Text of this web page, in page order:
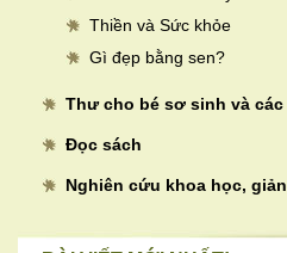
Thiền và Sức khỏe
Gì đẹp bằng sen?
Thư cho bé sơ sinh và
Đọc sách
Nghiên cứu khoa học,